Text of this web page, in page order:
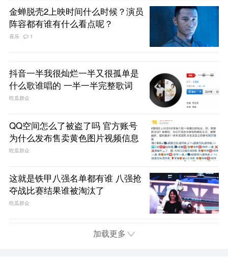
金蝉脱壳2上映时间什么时候？演员
阵容都有谁有什么看点呢？
喜乐 1
抖音一半我很灿烂一半又很孤单是
什么歌谁唱的 一半一半完整歌词
吃瓜群众
QQ空间怎么了被盗了吗 官方账号
为什么发布售卖黄色图片视频信息
吃瓜群众
这就是铁甲八强名单都有谁 八强抢
夺战比赛结果谁被淘汰了
吃瓜群众
加载更多